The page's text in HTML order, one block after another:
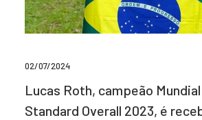
02/07/2024
Lucas Roth, campeão
Standard Overall 2023, é